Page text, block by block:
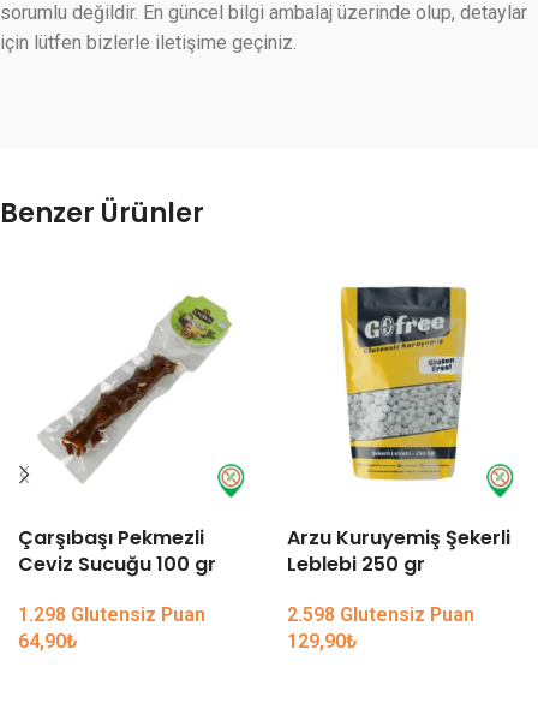
sorumlu değildir. En güncel bilgi ambalaj üzerinde olup, detaylar
için lütfen bizlerle iletişime geçiniz.
Benzer Ürünler
Çarşıbaşı Pekmezli
Ceviz Sucuğu 100 gr
1.298 Glutensiz Puan
64,90₺
Arzu Kuruyemiş Şekerli
Leblebi 250 gr
2.598 Glutensiz Puan
129,90₺